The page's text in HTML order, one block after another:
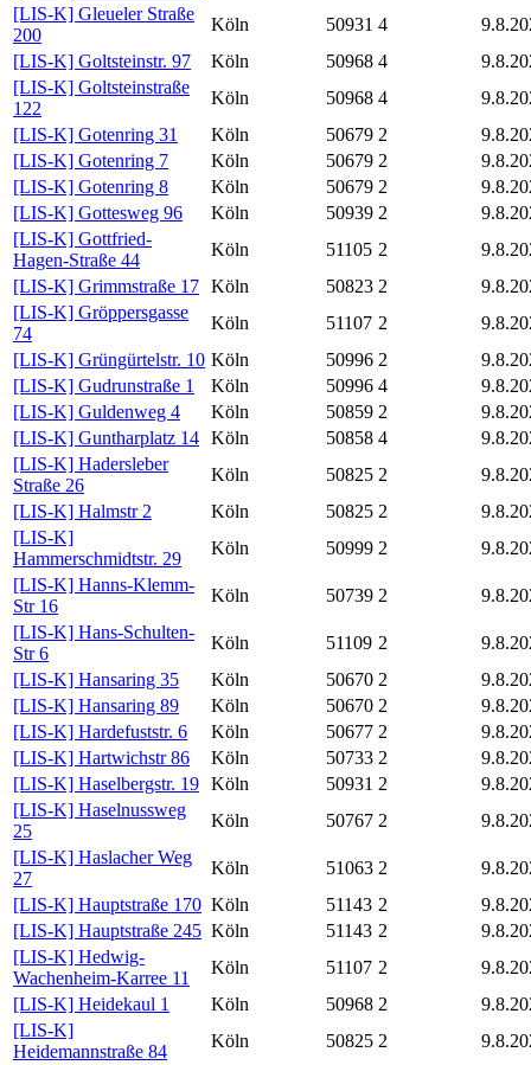
[LIS-K] Gleueler Straße
200
Köln 50931 4
[LIS-K] Goltsteinstr. 97
Köln 50968 4
[LIS-K] Goltsteinstraße
122
Köln 50968 4
[LIS-K] Gotenring 31
Köln 50679 2
[LIS-K] Gotenring 7
Köln 50679 2
[LIS-K] Gotenring 8
Köln 50679 2
[LIS-K] Gottesweg 96
Köln 50939 2
[LIS-K] Gottfried-
Hagen-Straße 44
Köln 51105 2
[LIS-K] Grimmstraße 17 Köln 50823 2
[LIS-K] Gröppersgasse
74
Köln 51107 2
[LIS-K] Grüngürtelstr. 10 Köln 50996 2
[LIS-K] Gudrunstraße 1
Köln 50996 4
[LIS-K] Guldenweg 4
Köln 50859 2
[LIS-K] Guntharplatz 14 Köln 50858 4
[LIS-K] Hadersleber
Straße 26
Köln 50825 2
[LIS-K] Halmstr 2
Köln 50825 2
[LIS-K]
Hammerschmidtstr. 29
Köln 50999 2
[LIS-K] Hanns-Klemm-
Str 16
Köln 50739 2
[LIS-K] Hans-Schulten-
Str 6
Köln 51109 2
[LIS-K] Hansaring 35
Köln 50670 2
[LIS-K] Hansaring 89
Köln 50670 2
[LIS-K] Hardefuststr. 6
Köln 50677 2
[LIS-K] Hartwichstr 86
Köln 50733 2
[LIS-K] Haselbergstr. 19 Köln 50931 2
[LIS-K] Haselnussweg
25
Köln 50767 2
[LIS-K] Haslacher Weg
27
Köln 51063 2
[LIS-K] Hauptstraße 170 Köln 51143 2
[LIS-K] Hauptstraße 245 Köln 51143 2
[LIS-K] Hedwig-
Wachenheim-Karree 11
Köln 51107 2
[LIS-K] Heidekaul 1
Köln 50968 2
[LIS-K]
Heidemannstraße 84
Köln 50825 2